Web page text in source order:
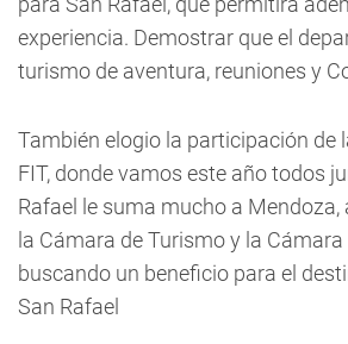
experiencia. Demostrar que el
turismo de aventura, reuniones y
También elogio la participación de
FIT, donde vamos este año todos
Rafael le suma mucho a
la Cámara de Turismo y la
buscando un beneficio para el
San Rafael